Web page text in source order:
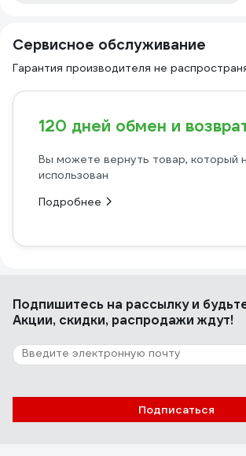
Сервисное обслуживание
Гарантия производителя не
120 дней обмен и
Вы можете вернуть товар, который
использован
Подробнее
Подпишитесь на рассылкуи
Акции, скидки, распродажи ждут!
Подписаться